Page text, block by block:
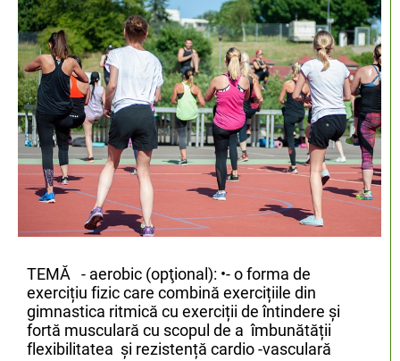
TEMĂ - aerobic (opţional): •- o forma de
exercițiu fizic care combină exercițiile din
gimnastica ritmică cu exerciții de întindere și
fortă musculară cu scopul de a îmbunătății
flexibilitatea și rezistență cardio -vasculară